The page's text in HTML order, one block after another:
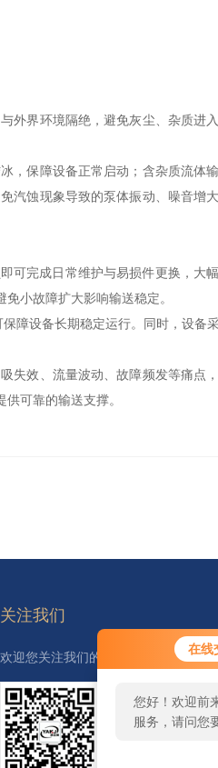
在线
您好！欢迎前
服务，请问您
外界环境隔绝，避免灰尘、杂质进
保障设备正常启动；含杂质流体
汽蚀现象导致的泵体振动、噪音增
完成日常维护与易损件更换，大
小故障扩大影响输送稳定。
障设备长期稳定运行。同时，设备
失效、流量波动、故障频发等痛点
可靠的输送支撑。
关注我们
欢迎您关注我们的微信公众号了解更多